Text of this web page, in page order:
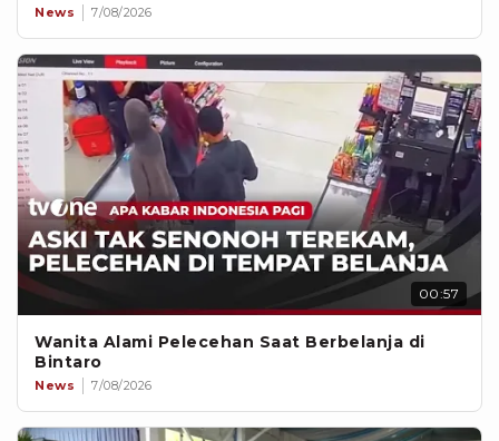
News 7/08/2026
00:57
Wanita Alami Pelecehan Saat Berbelanja di
Bintaro
News 7/08/2026